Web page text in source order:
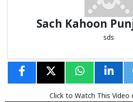
Sach Kahoon
sds
Click to Watch This Video